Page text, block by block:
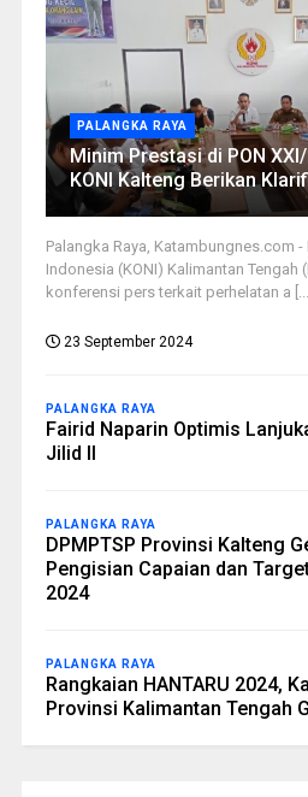
PALANGKA RAYA
Minim Prestasi di PON
KONI Kalteng Berikan
Palangka Raya, Katambungnes.com
Indonesia (KONI) Kalimantan Tengah
konferensi pers terkait perhelatan a
23 September 2024
PALANGKA RAYA
Fairid Naparin Optimis
Jilid II
PALANGKA RAYA
DPMPTSP Provinsi Kalteng
Pengisian Capaian dan
2024
PALANGKA RAYA
Rangkaian HANTARU 2024,
Provinsi Kalimantan Tengah